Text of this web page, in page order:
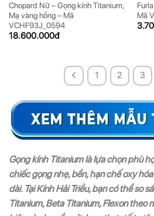
Chopard Nữ – Gọng kính Titanium,
Mạ vàng hồng – Mã
VCHF93J_0594
18.600.000đ
Mã
1 2 3
Gọng kính Titanium là lựa chọn phù
chiếc gọng nhẹ, bền, hạn chế oxy
dài. Tại Kính Hải Triều, bạn có thể so
Titanium, Beta Titanium, Flexon theo